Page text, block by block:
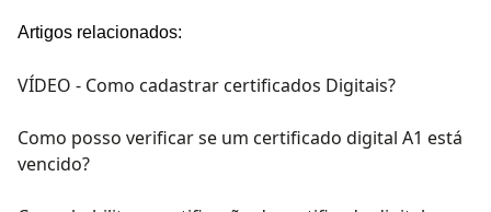
Artigos relacionados:
VÍDEO - Como cadastrar certificados Digitais?
Como posso verificar se um certificado digital A1 está
vencido?